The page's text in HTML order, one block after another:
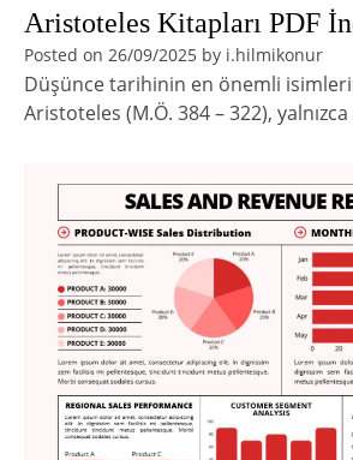
Aristoteles Kitapları PDF
Posted on 26/09/2025 by i.hilmikonur
Düşünce tarihinin en önemli
Aristoteles (M.Ö. 384 – 322),